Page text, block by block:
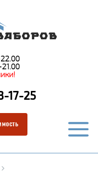
17-25